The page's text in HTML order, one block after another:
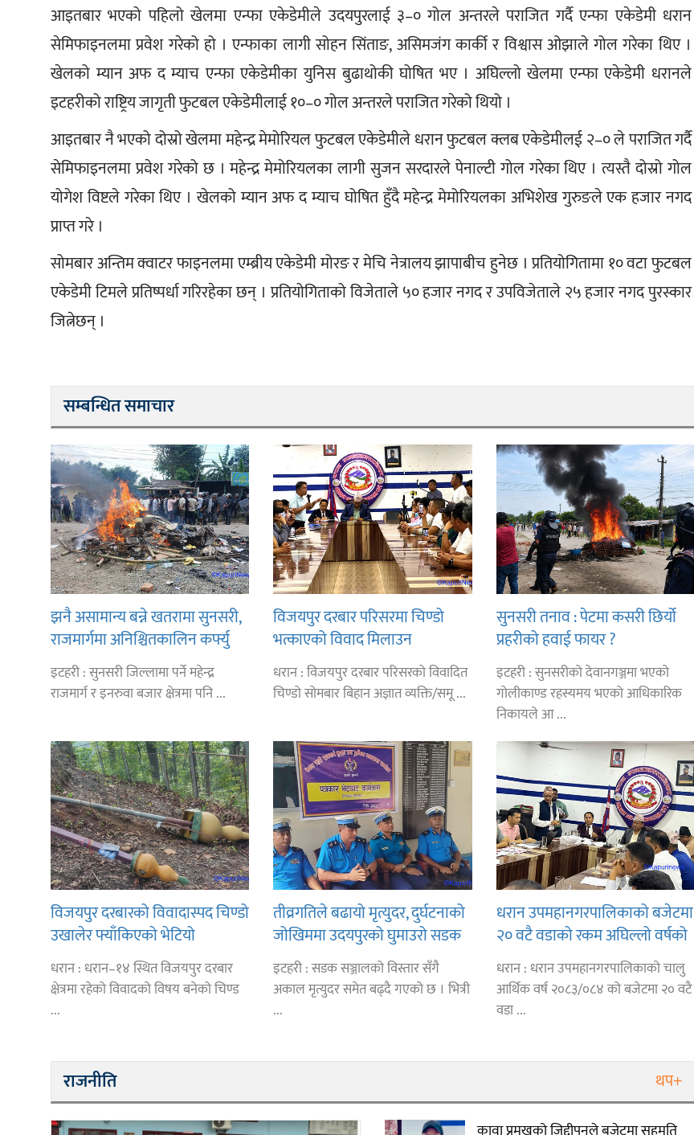
आइतबार भएको पहिलो खेलमा एन्फा एकेडेमीले उदयपुरलाई ३–० गोल अन्तरले पराजित गर्दै एन्फा एकेडेमी धरान
सेमिफाइनलमा प्रवेश गरेको हो । एन्फाका लागी सोहन सिंताङ, असिमजंग कार्की र विश्वास ओझाले गोल गरेका थिए ।
खेलको म्यान अफ द म्याच एन्फा एकेडेमीका युनिस बुढाथोकी घोषित भए । अघिल्लो खेलमा एन्फा एकेडेमी धरानले
इटहरीको राष्ट्रिय जागृती फुटबल एकेडेमीलाई १०–० गोल अन्तरले पराजित गरेको थियो ।
आइतबार नै भएको दोस्रो खेलमा महेन्द्र मेमोरियल फुटबल एकेडेमीले धरान फुटबल क्लब एकेडेमीलई २–० ले पराजित गर्दै
सेमिफाइनलमा प्रवेश गरेको छ । महेन्द्र मेमोरियलका लागी सुजन सरदारले पेनाल्टी गोल गरेका थिए । त्यस्तै दोस्रो गोल
योगेश विष्टले गरेका थिए । खेलको म्यान अफ द म्याच घोषित हुँदै महेन्द्र मेमोरियलका अभिशेख गुरुङले एक हजार नगद
प्राप्त गरे ।
सोमबार अन्तिम क्वाटर फाइनलमा एम्ब्रीय एकेडेमी मोरङ र मेचि नेत्रालय झापाबीच हुनेछ । प्रतियोगितामा १० वटा फुटबल
एकेडेमी टिमले प्रतिष्पर्धा गरिरहेका छन् । प्रतियोगिताको विजेताले ५० हजार नगद र उपविजेताले २५ हजार नगद पुरस्कार
जित्नेछन् ।
सम्बन्धित समाचार
झनै असामान्य बन्ने खतरामा सुनसरी,
राजमार्गमा अनिश्चितकालिन कर्फ्यु
इटहरी : सुनसरी जिल्लामा पर्ने महेन्द्र
राजमार्ग र इनरुवा बजार क्षेत्रमा पनि ...
विजयपुर दरबार परिसरमा चिण्डो
भत्काएको विवाद मिलाउन
उपमहानगरपालिकाका कावा प्रमुख
बेघा अग्रसर
धरान : विजयपुर दरबार परिसरको विवादित
चिण्डो सोमबार बिहान अज्ञात व्यक्ति/समू ...
सुनसरी तनाव : पेटमा कसरी छिर्यो
प्रहरीको हवाई फायर ?
इटहरी : सुनसरीको देवानगञ्जमा भएको
गोलीकाण्ड रहस्यमय भएको आधिकारिक
निकायले आ ...
विजयपुर दरबारको विवादास्पद चिण्डो
उखालेर फ्याँकिएको भेटियो
धरान : धरान–१४ स्थित विजयपुर दरबार
क्षेत्रमा रहेको विवादको विषय बनेको चिण्ड
...
तीव्रगतिले बढायो मृत्युदर, दुर्घटनाको
जोखिममा उदयपुरको घुमाउरो सडक
इटहरी : सडक सञ्जालको विस्तार सँगै
अकाल मृत्युदर समेत बढ्दै गएको छ । भित्री
...
धरान उपमहानगरपालिकाको बजेटमा
२० वटै वडाको रकम अघिल्लो वर्षको
भन्दा बढयो
धरान : धरान उपमहानगरपालिकाको चालु
आर्थिक वर्ष २०८३/०८४ को बजेटमा २० वटै
वडा ...
राजनीति थप+